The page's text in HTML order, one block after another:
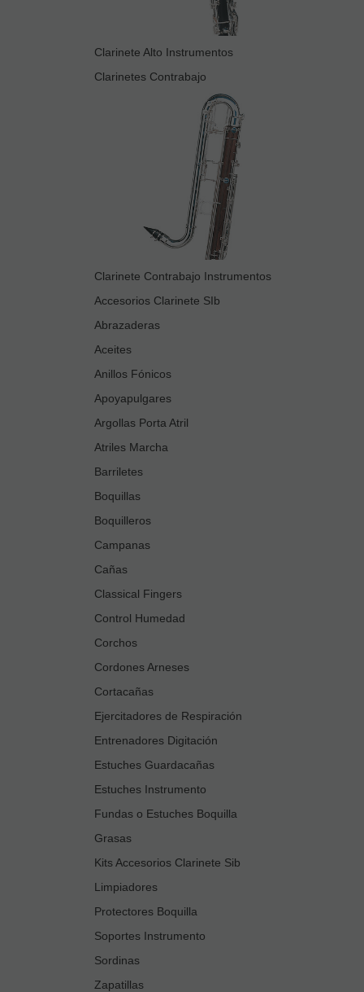
Clarinete Alto Instrumentos
Clarinetes Contrabajo
Clarinete Contrabajo Instrumentos
Accesorios Clarinete SIb
Abrazaderas
Aceites
Anillos Fónicos
Apoyapulgares
Argollas Porta Atril
Atriles Marcha
Barriletes
Boquillas
Boquilleros
Campanas
Cañas
Classical Fingers
Control Humedad
Corchos
Cordones Arneses
Cortacañas
Ejercitadores de Respiración
Entrenadores Digitación
Estuches Guardacañas
Estuches Instrumento
Fundas o Estuches Boquilla
Grasas
Kits Accesorios Clarinete Sib
Limpiadores
Protectores Boquilla
Soportes Instrumento
Sordinas
Zapatillas